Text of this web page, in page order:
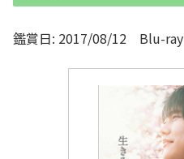
鑑賞日: 2017/08/12 Blu-ray